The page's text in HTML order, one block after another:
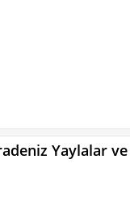
Yaylalar ve